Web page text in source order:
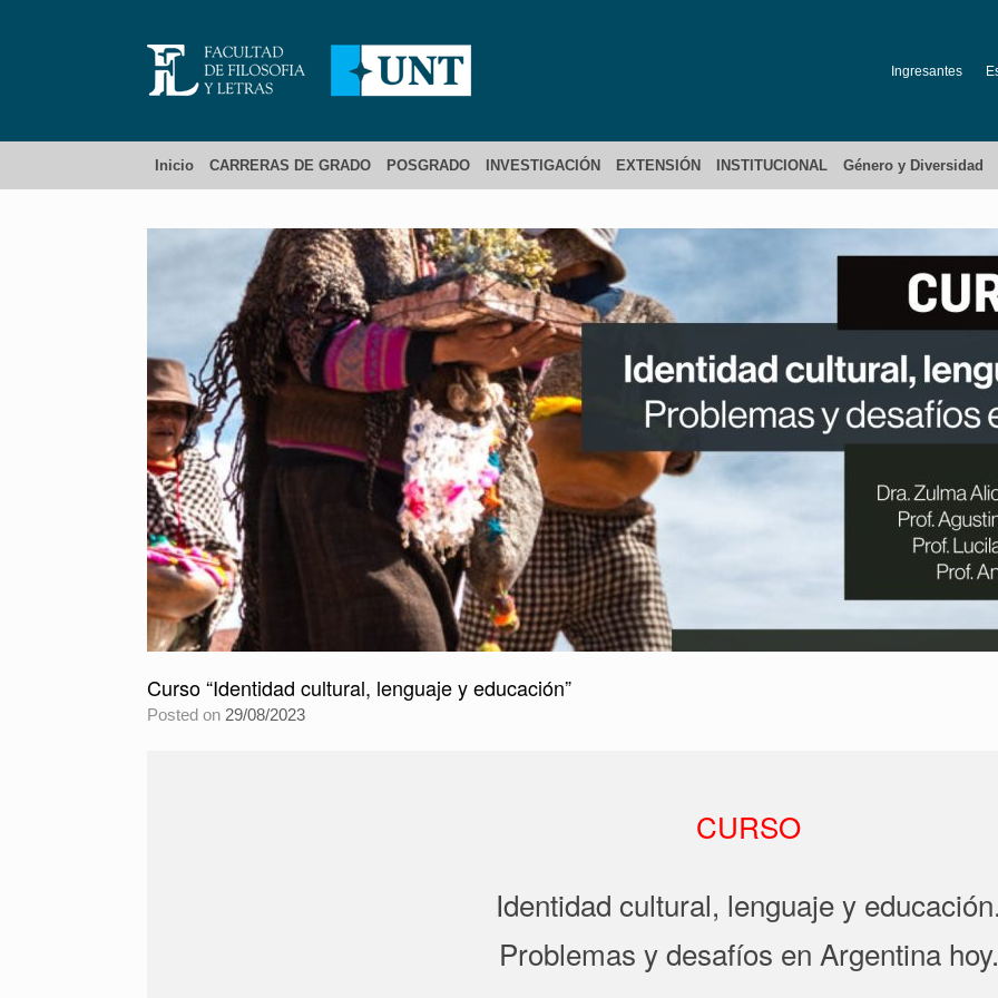
Ingresantes
Inicio CARRERAS DE GRADO POSGRADO INVESTIGACIÓN EXTENSIÓN INSTITUCIONAL Género y Diversidad
Curso “Identidad cultural, lenguaje y educación”
Posted on 29/08/2023
CURSO
Identidad cultural, lenguaje y
Problemas y desafíos en Argentina hoy.